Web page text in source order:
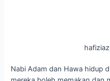
Nabi Adam dan Hawa hidup